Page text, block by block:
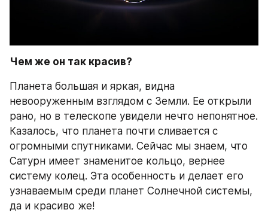
Чем же он так красив?
Планета большая и яркая, видна
невооруженным взглядом с Земли. Ее открыли
рано, но в телескопе увидели нечто непонятное.
Казалось, что планета почти сливается с
огромными спутниками. Сейчас мы знаем, что
Сатурн имеет знаменитое кольцо, вернее
систему колец. Эта особенность и делает его
узнаваемым среди планет Солнечной системы,
да и красиво же!